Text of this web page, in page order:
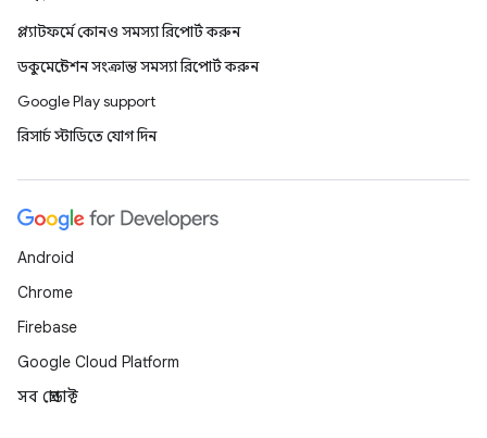
প্ল্যাটফর্মে কোনও সমস্যা রিপোর্ট করুন
ডকুমেন্টেশন সংক্রান্ত সমস্যা রিপোর্ট করুন
Google Play support
রিসার্চ স্টাডিতে যোগ দিন
Android
Chrome
Firebase
Google Cloud Platform
সব প্রোডাক্ট